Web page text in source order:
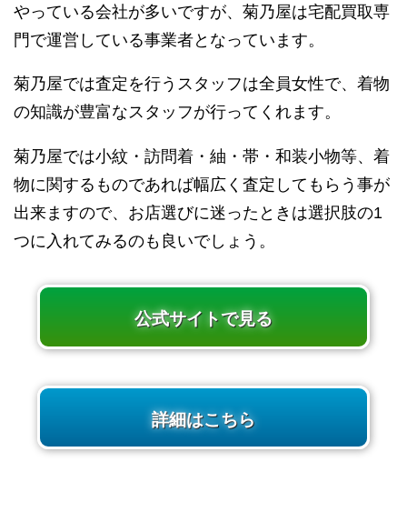
やっている会社が多いですが、菊乃屋は宅配買取専
門で運営している事業者となっています。
菊乃屋では査定を行うスタッフは全員女性で、着物
の知識が豊富なスタッフが行ってくれます。
菊乃屋では小紋・訪問着・紬・帯・和装小物等、着
物に関するものであれば幅広く査定してもらう事が
出来ますので、お店選びに迷ったときは選択肢の1
つに入れてみるのも良いでしょう。
公式サイトで見る
詳細はこちら